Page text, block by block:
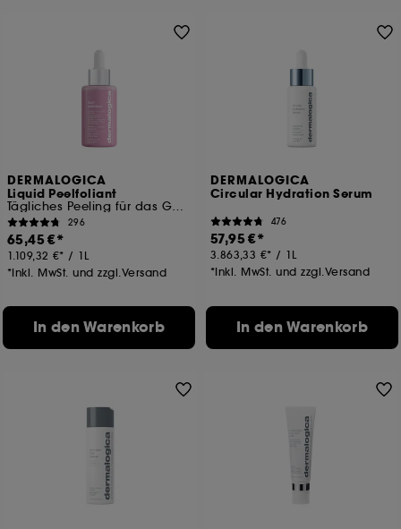
DERMALOGICA
Liquid Peelfoliant
Tägliches Peeling für das Gesicht
296
65,45 €
1.109,32 € / 1L
*Inkl. MwSt. und zzgl.Versand
In den Warenkorb
DERMALOGICA
Circular Hydration Serum
476
57,95 €
3.863,33 € / 1L
*Inkl. MwSt. und zzgl.Versand
In den Warenkorb